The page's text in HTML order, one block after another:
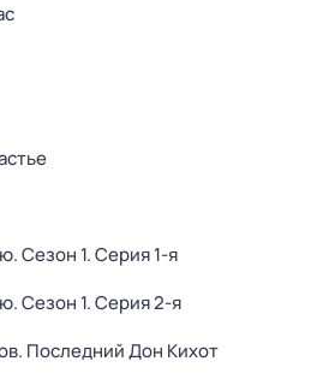
. Сезон 1. Серия 1-я
. Сезон 1. Серия 2-я
Последний Дон Кихот